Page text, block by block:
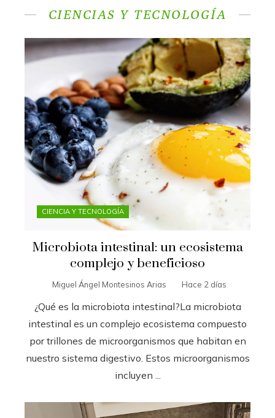
CIENCIAS Y TECNOLOGÍA
CIENCIA Y TECNOLOGÍA
Microbiota intestinal: un ecosistema
complejo y beneficioso
Miguel Ángel Montesinos Arias Hace 2 días
¿Qué es la microbiota intestinal?La microbiota
intestinal es un complejo ecosistema compuesto
por trillones de microorganismos que habitan en
nuestro sistema digestivo. Estos microorganismos
incluyen ...